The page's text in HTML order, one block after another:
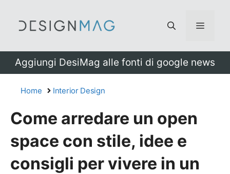
Menu
Aggiungi DesiMag alle fonti di google news
Home Interior Design
Come arredare un open
space con stile, idee e
consigli per vivere in un